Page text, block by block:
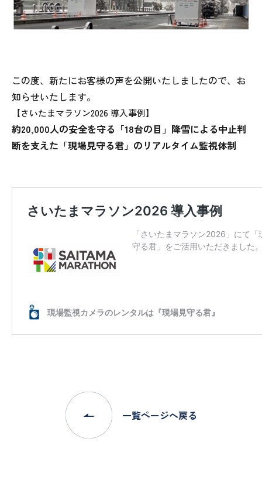
この度、新たにお客様の声を公開いたしましたので、お
知らせいたします。
【さいたまマラソン2026 導入事例】
約20,000人の安全を守る「18台の目」 降雪による中止判
断を支えた「現場見守る君」のリアルタイム監視体制
一覧ページへ戻る